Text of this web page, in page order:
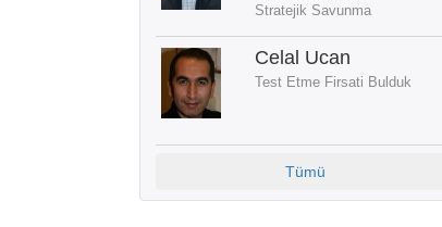
Stratejik Savunma
Celal Ucan
Test Etme Firsati Bulduk
Tümü